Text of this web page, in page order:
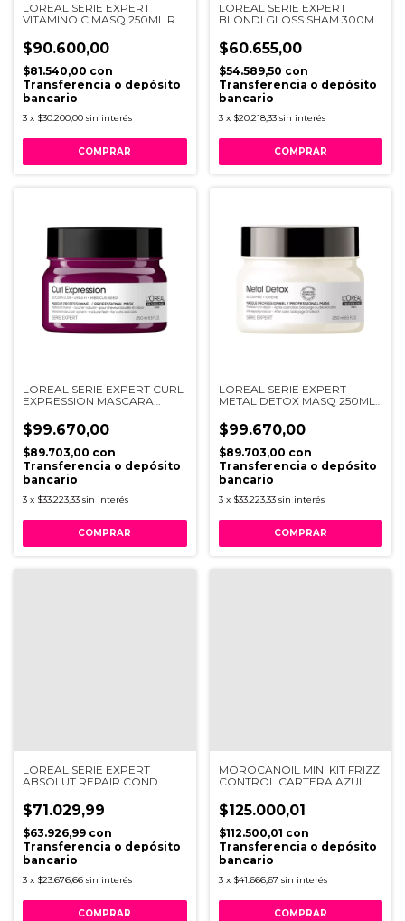
LOREAL SERIE EXPERT
VITAMINO C MASQ 250ML R
$90.600,00
$81.540,00 con
Transferencia o depósito
bancario
3 x $30.200,00 sin interés
LOREAL SERIE EXPERT
BLONDI GLOSS SHAM 300ML
$60.655,00
$54.589,50 con
Transferencia o depósito
bancario
3 x $20.218,33 sin interés
LOREAL SERIE EXPERT CURL
EXPRESSION MASCARA
$99.670,00
$89.703,00 con
Transferencia o depósito
bancario
3 x $33.223,33 sin interés
LOREAL SERIE EXPERT
METAL DETOX MASQ 250ML
$99.670,00
$89.703,00 con
Transferencia o depósito
bancario
3 x $33.223,33 sin interés
LOREAL SERIE EXPERT
ABSOLUT REPAIR COND
$71.029,99
$63.926,99 con
Transferencia o depósito
bancario
3 x $23.676,66 sin interés
MOROCANOIL MINI KIT FRIZZ
CONTROL CARTERA AZUL
$125.000,01
$112.500,01 con
Transferencia o depósito
bancario
3 x $41.666,67 sin interés